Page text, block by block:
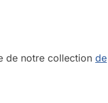
de notre collectionde